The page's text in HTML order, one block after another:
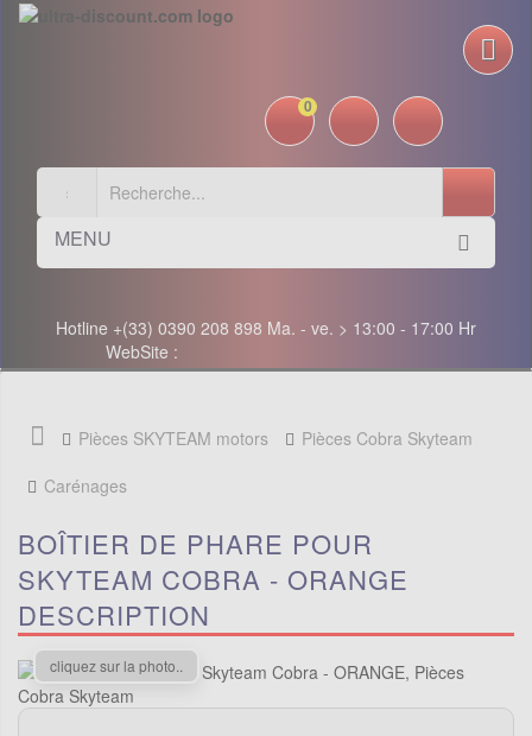
0
MENU
Hotline +(33) 0390 208 898 Ma. - ve. > 13:00 - 17:00 Hr
WebSite :
Pièces SKYTEAM motors
Pièces Cobra Skyteam
Carénages
BOÎTIER DE PHARE POUR
SKYTEAM COBRA - ORANGE
DESCRIPTION
cliquez sur la photo..